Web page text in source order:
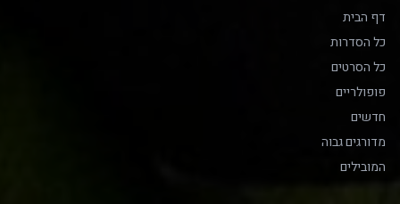
דף הבית
כל הסדרות
כל הסרטים
פופולריים
חדשים
מדורגים גבוה
המובילים